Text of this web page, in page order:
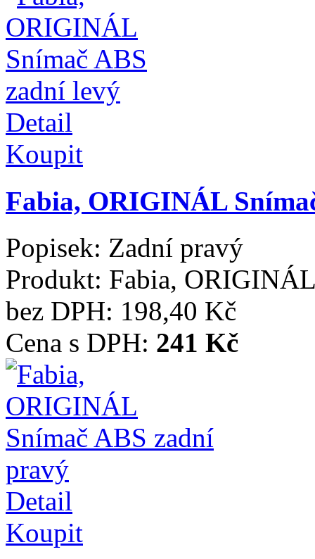
Detail
Koupit
Fabia, ORIGINÁL
Popisek: Zadní pravý
Produkt: Fabia,
bez DPH: 198,40 Kč
Cena s DPH: 241 Kč
Detail
Koupit